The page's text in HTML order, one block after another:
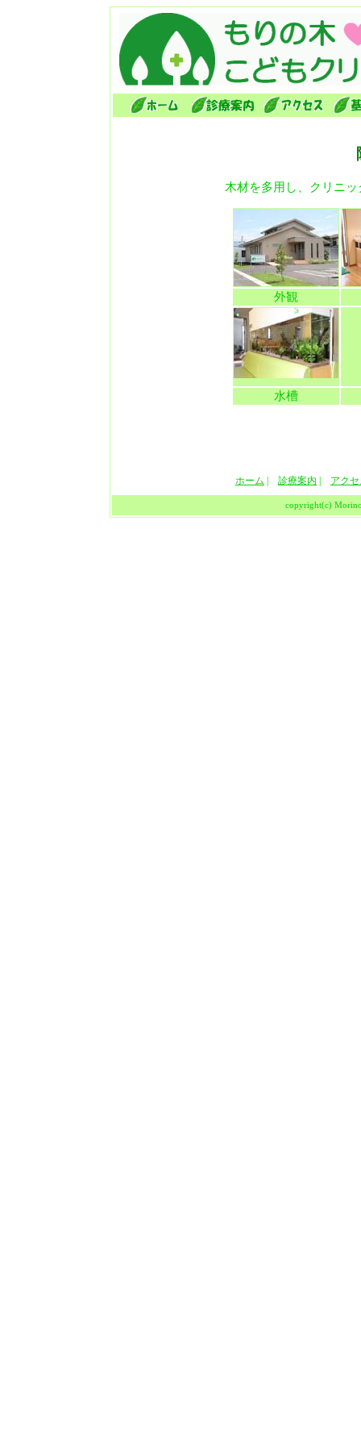
木材を多用し、クリニ
外観
水槽
ホーム 診療案内 アク
copyright(c)